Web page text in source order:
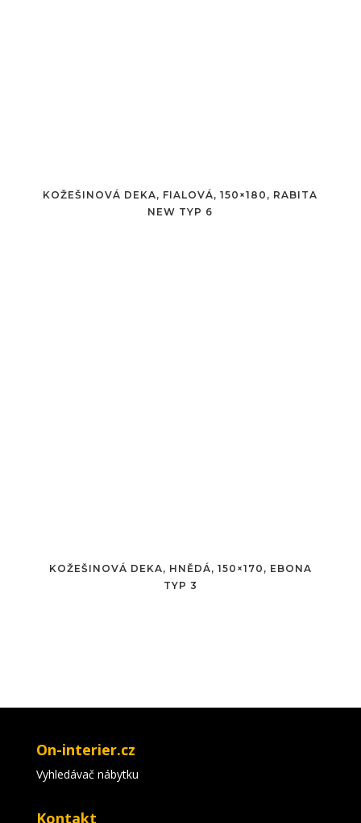
KOŽEŠINOVÁ DEKA, FIALOVÁ, 150×180, RABITA
NEW TYP 6
KOŽEŠINOVÁ DEKA, HNĚDÁ, 150×170, EBONA
TYP 3
On-interier.cz
Vyhledávač nábytku
Kontakt